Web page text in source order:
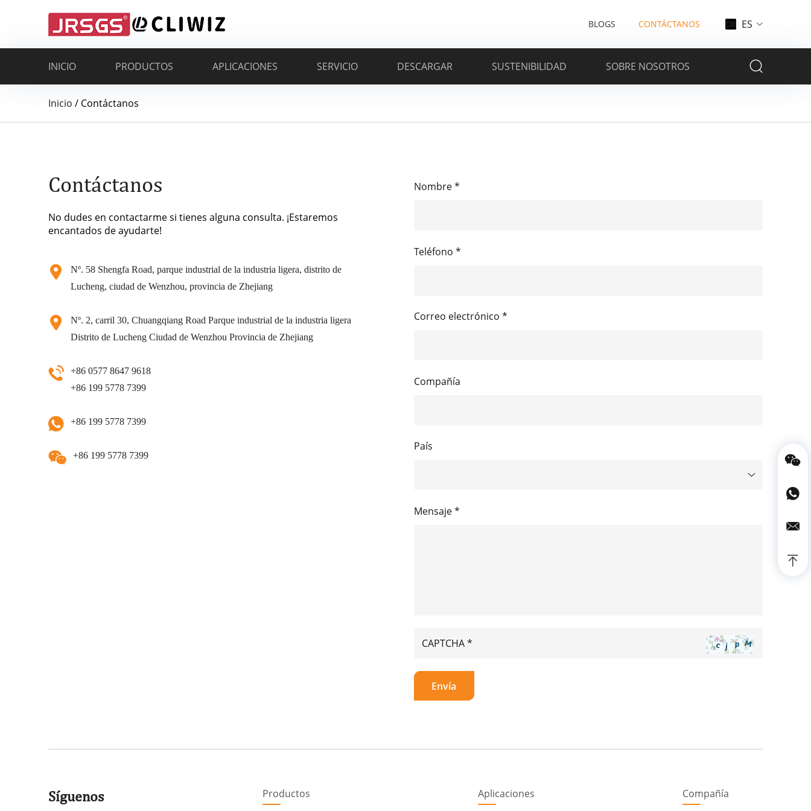
BLOGS CONTÁCTANOS ES
INICIO PRODUCTOS APLICACIONES SERVICIO DESCARGAR SUSTENIBILIDAD SOBRE NOSOTROS
Inicio / Contáctanos
Contáctanos
No dudes en contactarme si tienes alguna consulta. ¡Estaremos
encantados de ayudarte!
Nº. 58 Shengfa Road, parque industrial de la industria ligera, distrito de
Lucheng, ciudad de Wenzhou, provincia de Zhejiang
Nº. 2, carril 30, Chuangqiang Road Parque industrial de la industria ligera
Distrito de Lucheng Ciudad de Wenzhou Provincia de Zhejiang
+86 0577 8647 9618
+86 199 5778 7399
+86 199 5778 7399
+86 199 5778 7399
Nombre *
Teléfono *
Correo electrónico *
Compañía
País
Mensaje *
Síguenos Productos Aplicaciones Compañía